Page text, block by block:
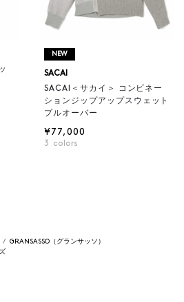
NEW
SACAI
SACAI＜サカイ＞ コンビネー
ションジップアップスウェット
プルオーバー
¥77,000
3 colors
GRANSASSO（グランサッソ）